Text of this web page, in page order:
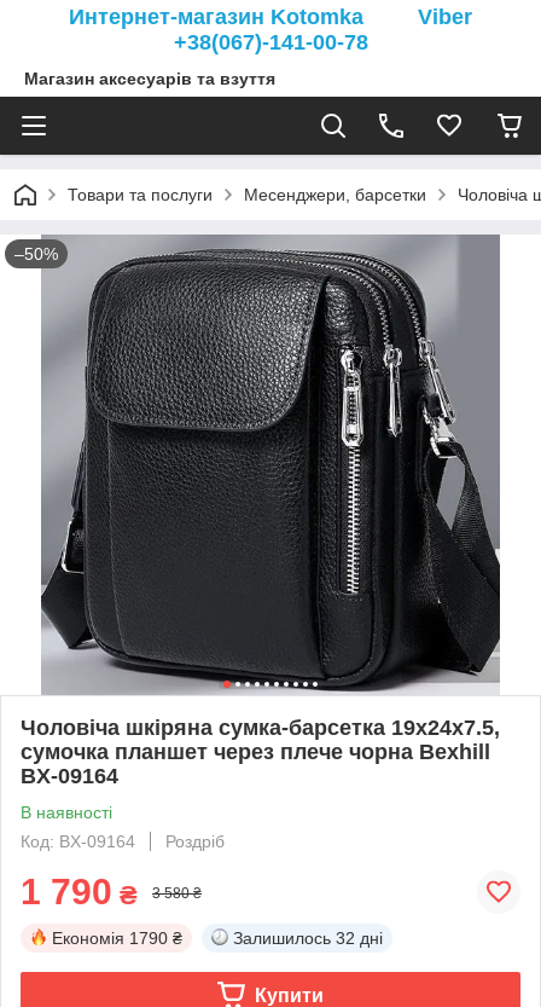
Интернет-магазин Kotomka Viber
+38(067)-141-00-78
Магазин аксесуарів та взуття
Товари та послуги Месенджери, барсетки Чоловіча
–50%
Чоловіча шкіряна сумка-барсетка 19х24х7.5,
сумочка планшет через плече чорна Bexhill
BX-09164
В наявності
Код: BX-09164
Роздріб
1 790 ₴ 3 580 ₴
Економія 1790 ₴ Залишилось 32 дні
Купити